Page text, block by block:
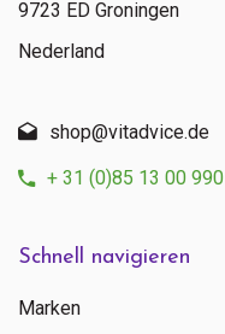
Schnell navigieren
Marken
9723 ED Groningen
Nederland
shop@vitadvice.de
+ 31 (0)85 13 00 990